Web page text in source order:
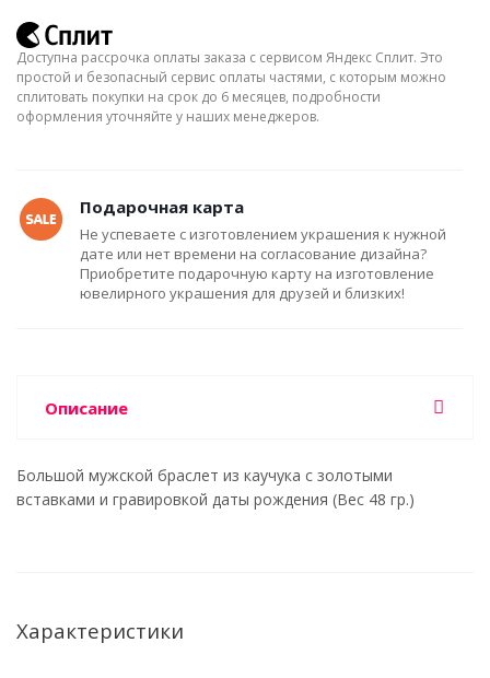
Доступна рассрочка оплаты заказа с сервисом Яндекс Сплит. Это
простой и безопасный сервис оплаты частями, с которым можно
сплитовать покупки на срок до 6 месяцев, подробности
оформления уточняйте у наших менеджеров.
Подарочная карта
Не успеваете с изготовлением украшения к нужной
дате или нет времени на согласование дизайна?
Приобретите подарочную карту на изготовление
ювелирного украшения для друзей и близких!
Описание
Большой мужской браслет из каучука с золотыми
вставками и гравировкой даты рождения (Вес 48 гр.)
Характеристики